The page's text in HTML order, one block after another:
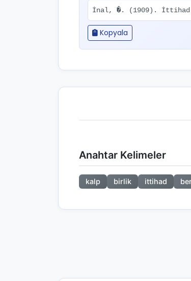
İnal, �. (1909).
Kopyala
Anahtar Kelimeler
kalp birlik ittihad